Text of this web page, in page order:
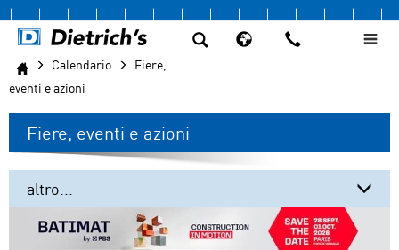
Calendario
Fiere,
eventi e azioni
Fiere, eventi e azioni
altro...
Fiere, eventi e azioni